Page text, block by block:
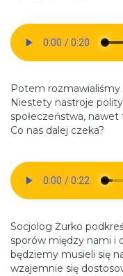
Potem
Niestety nastroje
społeczeństwa, nawet
Co nas dalej czeka?
Socjolog Żurko
sporów między nami i
będziemy musieli się
wzajemnie się